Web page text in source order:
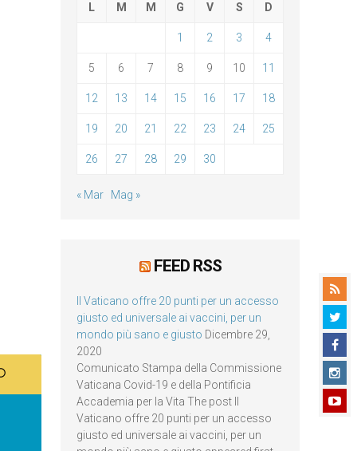
L M M G V S D
1 2 3 4
5 6 7 8 9 10 11
12 13 14 15 16 17 18
19 20 21 22 23 24 25
26 27 28 29 30
« Mar Mag »
FEED RSS
Il Vaticano offre 20 punti per un accesso
giusto ed universale ai vaccini, per un
mondo più sano e giusto Dicembre 29,
2020
Comunicato Stampa della Commissione
Vaticana Covid-19 e della Pontificia
Accademia per la Vita The post Il
Vaticano offre 20 punti per un accesso
giusto ed universale ai vaccini, per un